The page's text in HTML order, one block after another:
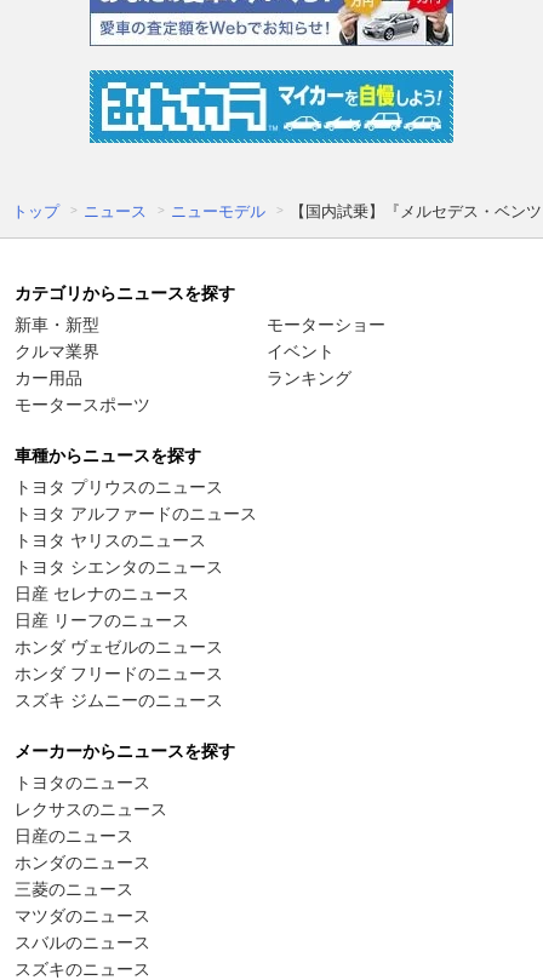
トップ ニュース ニューモデル 【国内試乗】『メルセデス・ベン
カテゴリからニュースを探す
新車・新型
クルマ業界
カー用品
モータースポーツ
モーターショー
イベント
ランキング
車種からニュースを探す
トヨタ プリウスのニュース
トヨタ アルファードのニュース
トヨタ ヤリスのニュース
トヨタ シエンタのニュース
日産 セレナのニュース
日産 リーフのニュース
ホンダ ヴェゼルのニュース
ホンダ フリードのニュース
スズキ ジムニーのニュース
メーカーからニュースを探す
トヨタのニュース
レクサスのニュース
日産のニュース
ホンダのニュース
三菱のニュース
マツダのニュース
スバルのニュース
スズキのニュース